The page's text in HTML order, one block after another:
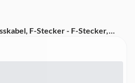
F-Stecker - F-Stecker,